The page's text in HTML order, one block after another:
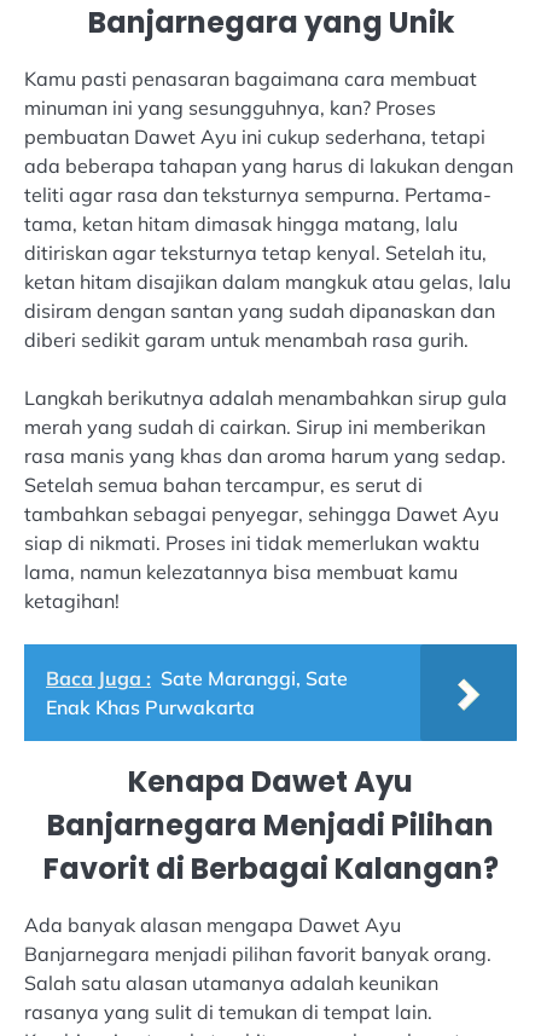
Banjarnegara yang Unik
Kamu pasti penasaran bagaimana cara membuat
minuman ini yang sesungguhnya, kan? Proses
pembuatan Dawet Ayu ini cukup sederhana, tetapi
ada beberapa tahapan yang harus di lakukan dengan
teliti agar rasa dan teksturnya sempurna. Pertama-
tama, ketan hitam dimasak hingga matang, lalu
ditiriskan agar teksturnya tetap kenyal. Setelah itu,
ketan hitam disajikan dalam mangkuk atau gelas, lalu
disiram dengan santan yang sudah dipanaskan dan
diberi sedikit garam untuk menambah rasa gurih.
Langkah berikutnya adalah menambahkan sirup gula
merah yang sudah di cairkan. Sirup ini memberikan
rasa manis yang khas dan aroma harum yang sedap.
Setelah semua bahan tercampur, es serut di
tambahkan sebagai penyegar, sehingga Dawet Ayu
siap di nikmati. Proses ini tidak memerlukan waktu
lama, namun kelezatannya bisa membuat kamu
ketagihan!
Baca Juga : Sate Maranggi, Sate
Enak Khas Purwakarta
Kenapa Dawet Ayu
Banjarnegara Menjadi Pilihan
Favorit di Berbagai Kalangan?
Ada banyak alasan mengapa Dawet Ayu
Banjarnegara menjadi pilihan favorit banyak orang.
Salah satu alasan utamanya adalah keunikan
rasanya yang sulit di temukan di tempat lain.